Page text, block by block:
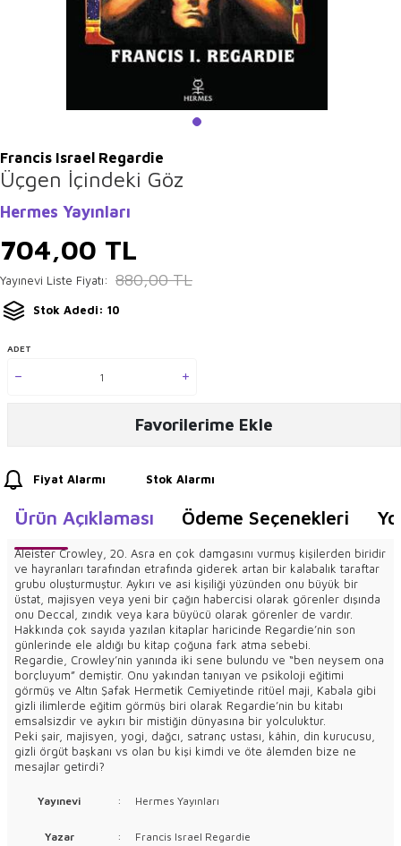
Francis Israel Regardie
Üçgen İçindeki Göz
Hermes Yayınları
704,00 TL
Yayınevi Liste Fiyatı: 880,00TL
Stok Adedi: 10
ADET
Favorilerime Ekle
Fiyat Alarmı Stok Alarmı
Ürün Açıklaması Ödeme Seçenekleri
Aleister Crowley, 20. Asra en çok damgasını vurmuş kişilerden biridir
ve hayranları tarafından etrafında giderek artan bir kalabalık taraftar
grubu oluşturmuştur. Aykırı ve asi kişiliği yüzünden onu büyük bir
üstat, majisyen veya yeni bir çağın habercisi olarak görenler dışında
onu Deccal, zındık veya kara büyücü olarak görenler de vardır.
Hakkında çok sayıda yazılan kitaplar haricinde Regardie’nin son
günlerinde ele aldığı bu kitap çoğuna fark atma sebebi.
Regardie, Crowley’nin yanında iki sene bulundu ve “ben neysem ona
borçluyum” demiştir. Onu yakından tanıyan ve psikoloji eğitimi
görmüş ve Altın Şafak Hermetik Cemiyetinde ritüel maji, Kabala gibi
gizli ilimlerde eğitim görmüş biri olarak Regardie’nin bu kitabı
emsalsizdir ve aykırı bir mistiğin dünyasına bir yolculuktur.
Peki şair, majisyen, yogi, dağcı, satranç ustası, kâhin, din kurucusu,
gizli örgüt başkanı vs olan bu kişi kimdi ve öte âlemden bize ne
mesajlar getirdi?
Yayınevi : Hermes Yayınları
Yazar : Francis Israel Regardie